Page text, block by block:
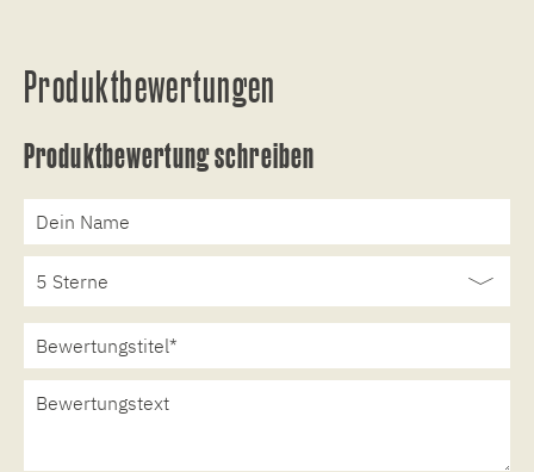
Produktbewertungen
Produktbewertung schreiben